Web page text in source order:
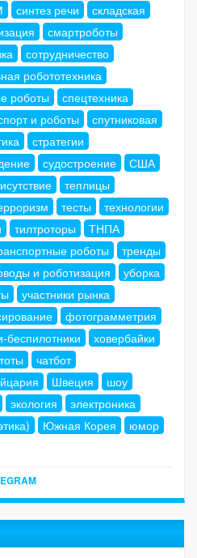
синтез речи
складская
смартроботы
сотрудничество
робототехника
роботы
спецтехника
и роботы
спутниковая
стратегии
судостроение
США
теплицы
тесты
технологии
тилтроторы
ТНПА
роботы
тренды
и роботизация
уборка
участники рынка
фотограмметрия
беспилотники
ховербайки
чатбот
Швеция
шоу
экология
электроника
Южная Корея
юмор